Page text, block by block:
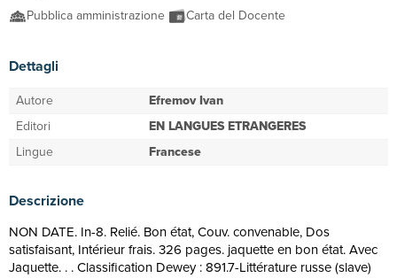
Pubblica amministrazione
Carta del Docente
Dettagli
Autore
Efremov Ivan
Editori
EN LANGUES ETRANGERES
Lingue
Francese
Descrizione
NON DATE. In-8. Relié. Bon état, Couv. convenable, Dos
satisfaisant, Intérieur frais. 326 pages. jaquette en bon état. Avec
Jaquette. . . Classification Dewey : 891.7-Littérature russe (slave)